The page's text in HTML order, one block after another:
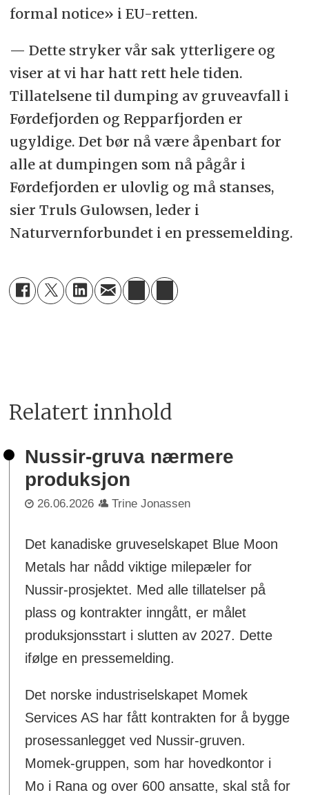
formal notice» i EU-retten.
— Dette stryker vår sak ytterligere og
viser at vi har hatt rett hele tiden.
Tillatelsene til dumping av gruveavfall i
Førdefjorden og Repparfjorden er
ugyldige. Det bør nå være åpenbart for
alle at dumpingen som nå pågår i
Førdefjorden er ulovlig og må stanses,
sier Truls Gulowsen, leder i
Naturvernforbundet i en pressemelding.
Relatert innhold
Nussir-gruva nærmere
produksjon
26.06.2026 Trine Jonassen
Det kanadiske gruveselskapet Blue Moon
Metals har nådd viktige milepæler for
Nussir-prosjektet. Med alle tillatelser på
plass og kontrakter inngått, er målet
produksjonsstart i slutten av 2027. Dette
ifølge en pressemelding.
Det norske industriselskapet Momek
Services AS har fått kontrakten for å bygge
prosessanlegget ved Nussir-gruven.
Momek-gruppen, som har hovedkontor i
Mo i Rana og over 600 ansatte, skal stå for